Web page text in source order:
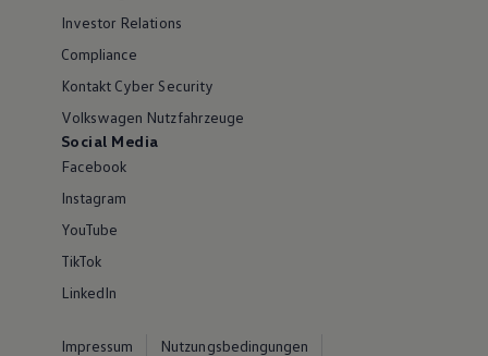
Investor Relations
Compliance
Kontakt Cyber Security
Volkswagen Nutzfahrzeuge
Social Media
Facebook
Instagram
YouTube
TikTok
LinkedIn
Impressum
Nutzungsbedingungen